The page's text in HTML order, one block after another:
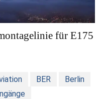
für E175
BER
Berlin